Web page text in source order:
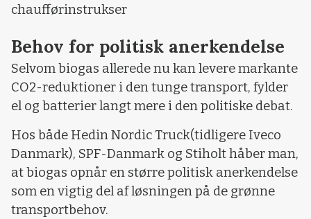
chaufførinstrukser
Behov for politisk anerkendelse
Selvom biogas allerede nu kan levere markante
CO2-reduktioner i den tunge transport, fylder
el og batterier langt mere i den politiske debat.
Hos både Hedin Nordic Truck(tidligere Iveco
Danmark), SPF-Danmark og Stiholt håber man,
at biogas opnår en større politisk anerkendelse
som en vigtig del af løsningen på de grønne
transportbehov.